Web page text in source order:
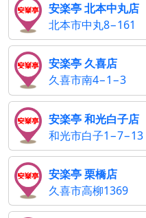
安楽亭 北本中丸店
北本市中丸8−161
安楽亭 久喜店
久喜市南4−1−3
安楽亭 和光白子店
和光市白子1−7−13
安楽亭 栗橋店
久喜市高柳1369